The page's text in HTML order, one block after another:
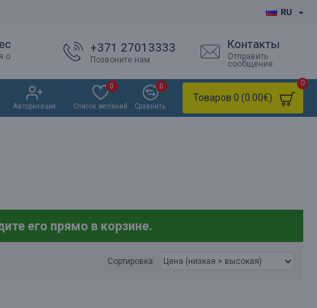
RU
о
+371 27013333
Позвоните нам
Контакты
Отправить
сообщение
Авторизация Список желаний
0
Сравнить
0
Товаров 0 (0.00€)
0
его прямо в корзине.
Сортировка: